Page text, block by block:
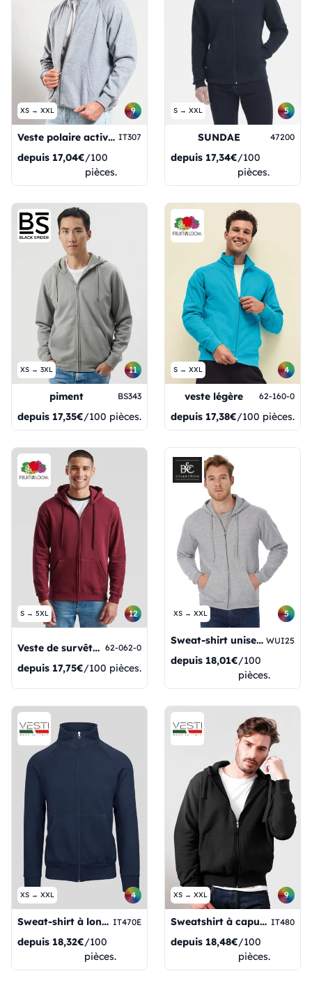
XS → XXL 9
Veste polaire active F Terry IT307
depuis 17,04€/100
pièces.
S → XXL 5
SUNDAE 47200
depuis 17,34€/100
pièces.
XS → 3XL 11
piment BS343
depuis 17,35€/100 pièces.
S → XXL 4
veste légère 62-160-0
depuis 17,38€/100 pièces.
S → 5XL 12
Veste de survêtement classique à capuche 62-062-0
depuis 17,75€/100 pièces.
XS → XXL 5
Sweat-shirt unisexe ID205 WUI25
depuis 18,01€/100
pièces.
XS → XXL 4
Sweat-shirt à longue fermeture éclair écologique IT470E
depuis 18,32€/100
pièces.
XS → XXL 9
Sweatshirt à capuche IT480
depuis 18,48€/100
pièces.